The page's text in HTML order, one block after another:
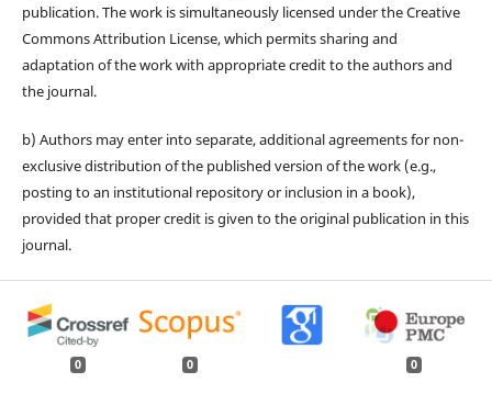
publication. The work is simultaneously licensed under the Creative
Commons Attribution License, which permits sharing and
adaptation of the work with appropriate credit to the authors and
the journal.
b) Authors may enter into separate, additional agreements for non-
exclusive distribution of the published version of the work (e.g.,
posting to an institutional repository or inclusion in a book),
provided that proper credit is given to the original publication in this
journal.
0 0 0